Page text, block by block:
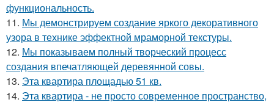
функциональность.
11. Мы демонстрируем создание яркого декоративного
узора в технике эффектной мраморной текстуры.
12. Мы показываем полный творческий процесс
создания впечатляющей деревянной совы.
13. Эта квартира площадью 51 кв.
14. Эта квартира - не просто современное пространство,